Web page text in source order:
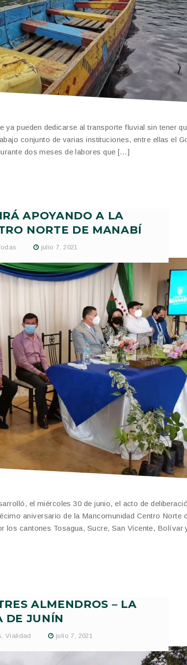
pueden dedicarse al transporte fluvial sin tener
conjunto de varias instituciones, entre ellas el
dos meses de labores que […]
APOYANDO A LA
NORTE DE MANABÍ
julio 7, 2021
el miércoles 30 de junio, el acto de
aniversario de la Mancomunidad Centro Norte
los cantones Tosagua, Sucre, San Vicente, Bolívar
ALMENDROS – LA
DE JUNÍN
, Vialidad julio 7, 2021